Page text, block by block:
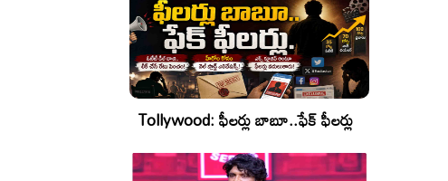
Tollywood: ఫీలర్లు బాబూ..ఫేక్ ఫీలర్లు